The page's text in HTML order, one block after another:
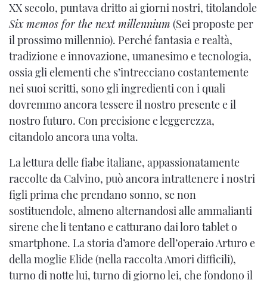
XX secolo, puntava dritto ai giorni nostri, titolandole
Six memos for the next millennium (Sei proposte per
il prossimo millennio). Perché fantasia e realtà,
tradizione e innovazione, umanesimo e tecnologia,
ossia gli elementi che s’intrecciano costantemente
nei suoi scritti, sono gli ingredienti con i quali
dovremmo ancora tessere il nostro presente e il
nostro futuro. Con precisione e leggerezza,
citandolo ancora una volta.
La lettura delle fiabe italiane, appassionatamente
raccolte da Calvino, può ancora intrattenere i nostri
figli prima che prendano sonno, se non
sostituendole, almeno alternandosi alle ammalianti
sirene che li tentano e catturano dai loro tablet o
smartphone. La storia d’amore dell’operaio Arturo e
della moglie Elide (nella raccolta Amori difficili),
turno di notte lui, turno di giorno lei, che fondono il